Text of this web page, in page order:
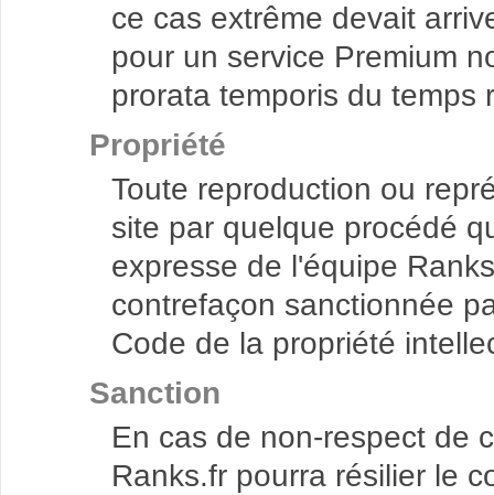
ce cas extrême devait
pour un service Premium
prorata temporis du temps
Propriété
Toute reproduction ou
site par quelque procédé
expresse de l'équipe
contrefaçon sanctionnée
Code de la propriété
Sanction
En cas de non-respect de
Ranks.fr pourra résilier le